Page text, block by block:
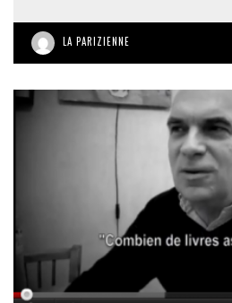
LA PARIZIENNE